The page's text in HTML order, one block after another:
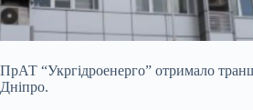
ПрАТ “Укргідроенерго” отримало
Дніпро.